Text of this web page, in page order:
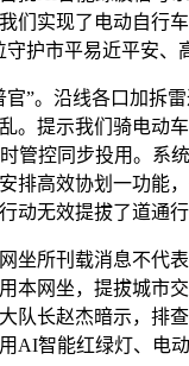
们实现了电动自行
护市平易近平安
。沿线各口加拆雷
。提示我们骑电动
管控同步投用。系
排高效协划一功能
动无效提拔了道通
所刊载消息不代表
本网坐，提拔城市
队长赵杰暗示，排
AI智能红绿灯、电